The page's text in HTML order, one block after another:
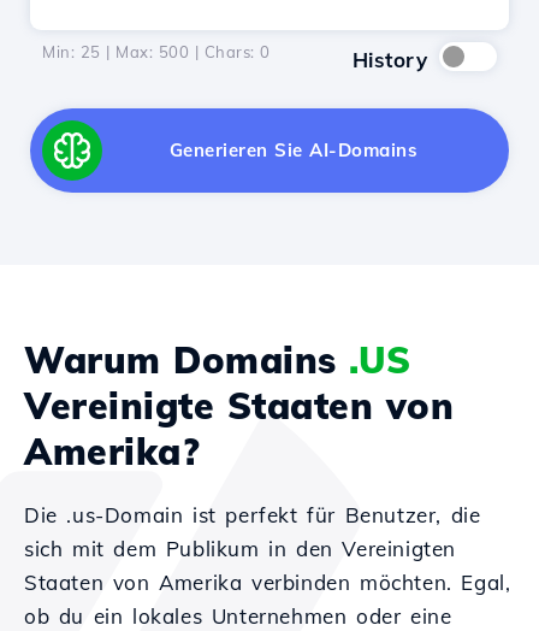
Min: 25 | Max: 500 | Chars: 0 History
Generieren Sie AI-Domains
Warum Domains .US
Vereinigte Staaten von
Amerika?
Die .us-Domain ist perfekt für Benutzer, die
sich mit dem Publikum in den Vereinigten
Staaten von Amerika verbinden möchten. Egal,
ob du ein lokales Unternehmen oder eine